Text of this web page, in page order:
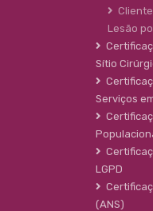
Lesão
Sítio
Serviços
LGPD
(ANS)